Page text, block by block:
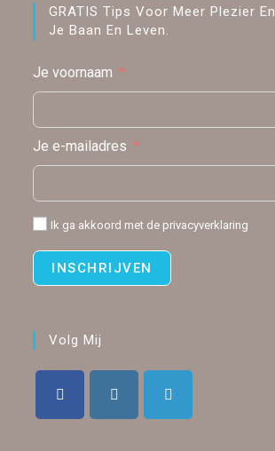
GRATIS Tips Voor Meer Plezier
Je Baan En Leven.
Je voornaam
Je e-mailadres
Ik ga akkoord met de privacyverklaring
INSCHRIJVEN
Volg Mij